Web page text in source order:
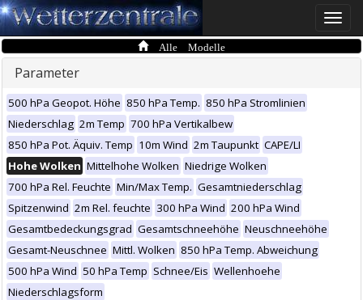
Toggle
Alle Modelle
Parameter
500 hPa Geopot. Höhe 850 hPa Temp. 850 hPa Stromlinien
Niederschlag 2m Temp 700 hPa Vertikalbew
850 hPa Pot. Äquiv. Temp 10m Wind 2m Taupunkt CAPE/LI
Hohe Wolken Mittelhohe Wolken Niedrige Wolken
700 hPa Rel. Feuchte Min/Max Temp. Gesamtniederschlag
Spitzenwind 2m Rel. feuchte 300 hPa Wind 200 hPa Wind
Gesamtbedeckungsgrad Gesamtschneehöhe Neuschneehöhe
Gesamt-Neuschnee Mittl. Wolken 850 hPa Temp. Abweichung
500 hPa Wind 50 hPa Temp Schnee/Eis Wellenhoehe
Niederschlagsform